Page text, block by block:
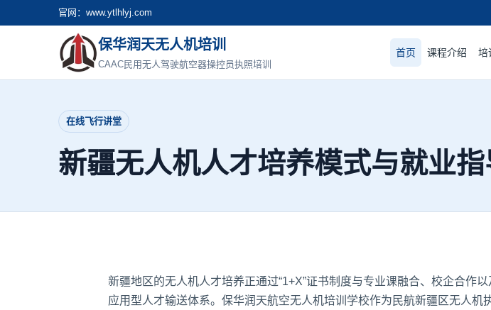
官网：www.ytlhlyj.com
保华润天无人机培训
CAAC民用无人驾驶航空器操控员执照培训
首页 课程介绍 培
在线飞行讲堂
新疆无人机人才培养模式与就业
新疆地区的无人机人才培养正通过“1+X”证书制度与专业课融合、校企合作
应用型人才输送体系。 保华润天航空无人机培训学校作为民航新疆区无人机